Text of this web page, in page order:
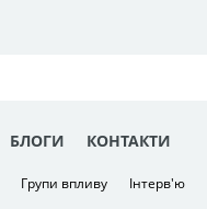
БЛОГИ КОНТАКТИ
Групи впливу Інтерв'ю